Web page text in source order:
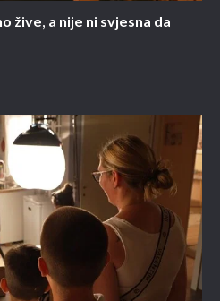
žive, a nije ni svjesna da